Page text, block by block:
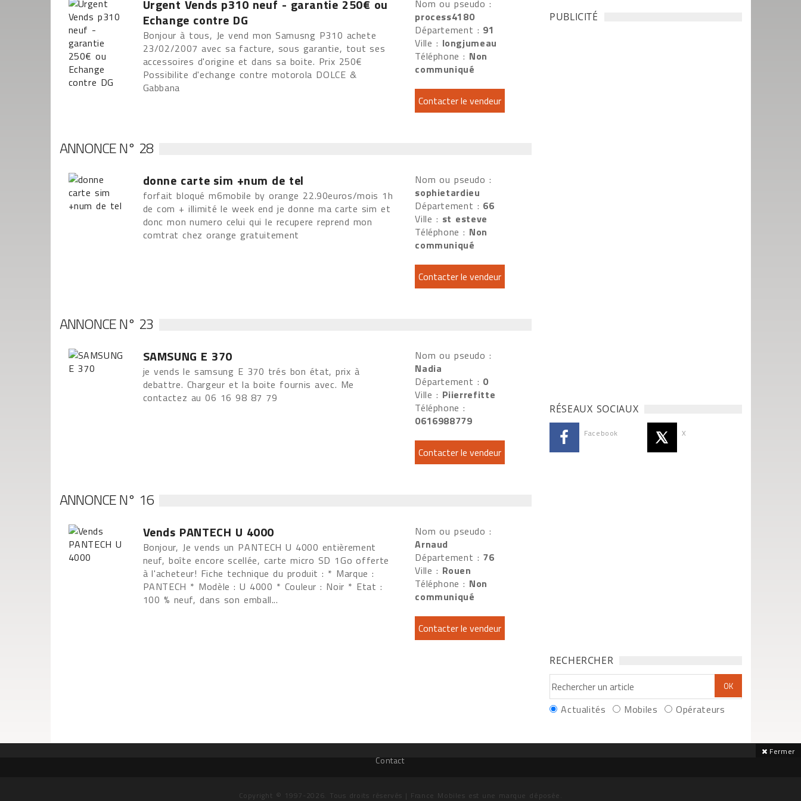
Urgent Vends p310 neuf - garantie 250€ ou
Echange contre DG
Bonjour à tous, Je vend mon Samusng P310 achete
23/02/2007 avec sa facture, sous garantie, tout ses
accessoires d'origine et dans sa boite. Prix 250€
Possibilite d'echange contre motorola DOLCE &
Gabbana
Nom ou pseudo :
process4180
Département : 91
Ville : longjumeau
Téléphone : Non
communiqué
ANNONCE N° 28
donne carte sim +num de tel
forfait bloqué m6mobile by orange 22.90euros/mois 1h
de com + illimité le week end je donne ma carte sim et
donc mon numero celui qui le recupere reprend mon
comtrat chez orange gratuitement
Nom ou pseudo :
sophietardieu
Département : 66
Ville : st esteve
Téléphone : Non
communiqué
ANNONCE N° 23
SAMSUNG E 370
je vends le samsung E 370 trés bon état, prix à
debattre. Chargeur et la boite fournis avec. Me
contactez au 06 16 98 87 79
Nom ou pseudo :
Nadia
Département : 0
Ville : Piierrefitte
Téléphone :
0616988779
ANNONCE N° 16
Vends PANTECH U 4000
Bonjour, Je vends un PANTECH U 4000 entièrement
neuf, boîte encore scellée, carte micro SD 1Go offerte
à l'acheteur! Fiche technique du produit : * Marque :
PANTECH * Modèle : U 4000 * Couleur : Noir * Etat :
100 % neuf, dans son emball...
Nom ou pseudo :
Arnaud
Département : 76
Ville : Rouen
Téléphone : Non
communiqué
PUBLICITÉ
RÉSEAUX SOCIAUX
Facebook X
RECHERCHER
Actualités Mobiles Opérateurs
Contact
Copyright © 1997-2026. Tous droits réservés | France Mobiles est une marque déposée.
Fermer